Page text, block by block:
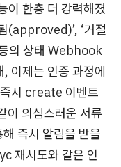
이 한층 더 강력해졌
(approved)’, ‘거절
의 상태 Webhook
이제는 인증 과정에
시 create 이벤트
이 의심스러운 서류
즉시 알림을 받을
재시도와 같은 인